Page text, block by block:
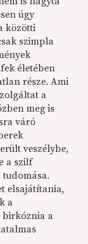
úgy
közötti
szimpla
életében
része. Ami
a
meg is
váró
veszélybe,
a szilf
elsajátítania,
a
birkóznia a